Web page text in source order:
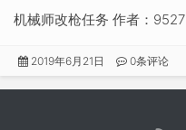
机械师改枪任务 作者：9527
2019年6月21日 0条评论